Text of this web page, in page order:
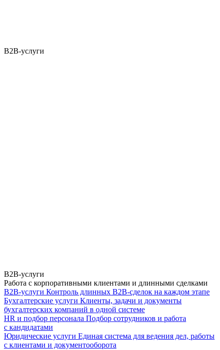
B2B-услуги
B2B-услуги
Работа с корпоративными клиентами и длинными сделками
B2B-услуги Контроль длинных B2B-сделок на каждом этапе
Бухгалтерские услуги Клиенты, задачи и документы
бухгалтерских компаний в одной системе
HR и подбор персонала Подбор сотрудников и работа
с кандидатами
Юридические услуги Единая система для ведения дел, работы
с клиентами и документооборота